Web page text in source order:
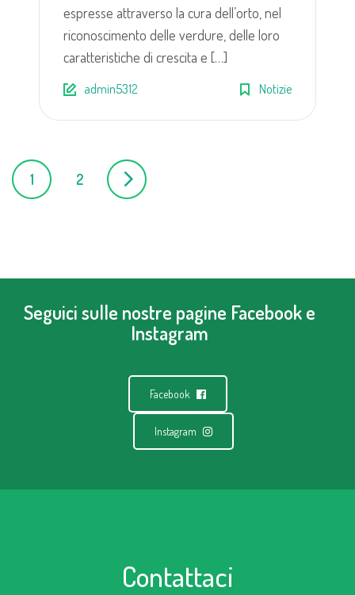
espresse attraverso la cura dell’orto, nel
riconoscimento delle verdure, delle loro
caratteristiche di crescita e […]
admin5312 Notizie
Posts
1 2
Seguici sulle nostre pagine Facebook e
Instagram
Facebook
Instagram
Contattaci